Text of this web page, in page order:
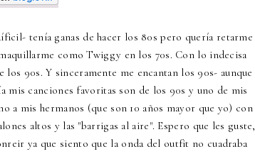
tenía ganas de hacer los 80s pero quería retarme
como Twiggy en los 70s. Con lo indecisa
90s. Y sinceramente me encantan los 90s- aunque
mis canciones favoritas son de los 90s y uno de mis
a mis hermanos (que son 10 años mayor que yo) con
altos y las "barrigas al aire". Espero que les guste,
ya que siento que la onda del outfit no cuadraba